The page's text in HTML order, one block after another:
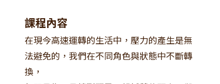
課程內容
在現今高速運轉的生活中，壓力的產生是無
法避免的，我們在不同角色與狀態中不斷轉
換，